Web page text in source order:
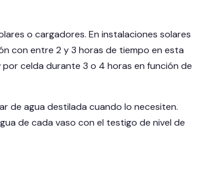
o cargadores. En instalaciones solares
con entre 2 y 3 horas de tiempo en esta
por celda durante 3 o 4 horas en función de
de agua destilada cuando lo necesiten.
de cada vaso con el testigo de nivel de